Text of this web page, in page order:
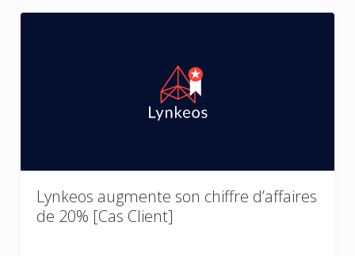
Lynkeos augmente son chiffre d’affaires
de 20% [Cas Client]